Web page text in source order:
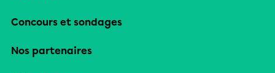
Concours et sondages
Nos partenaires